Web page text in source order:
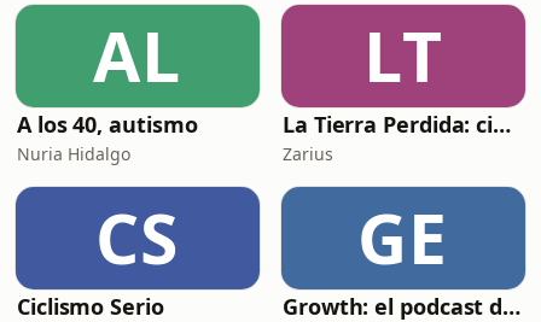
redefiniendo el contenido, la
influencia, la confianza y la manera de
vender online.Hablaremos de
AL
A los 40, autismo
Nuria Hidalgo
LT
La Tierra Perdida: ciencia ficción épica en audio
Zarius
CS
Ciclismo Serio
GE
Growth: el podcast de Product Hackers 🚀